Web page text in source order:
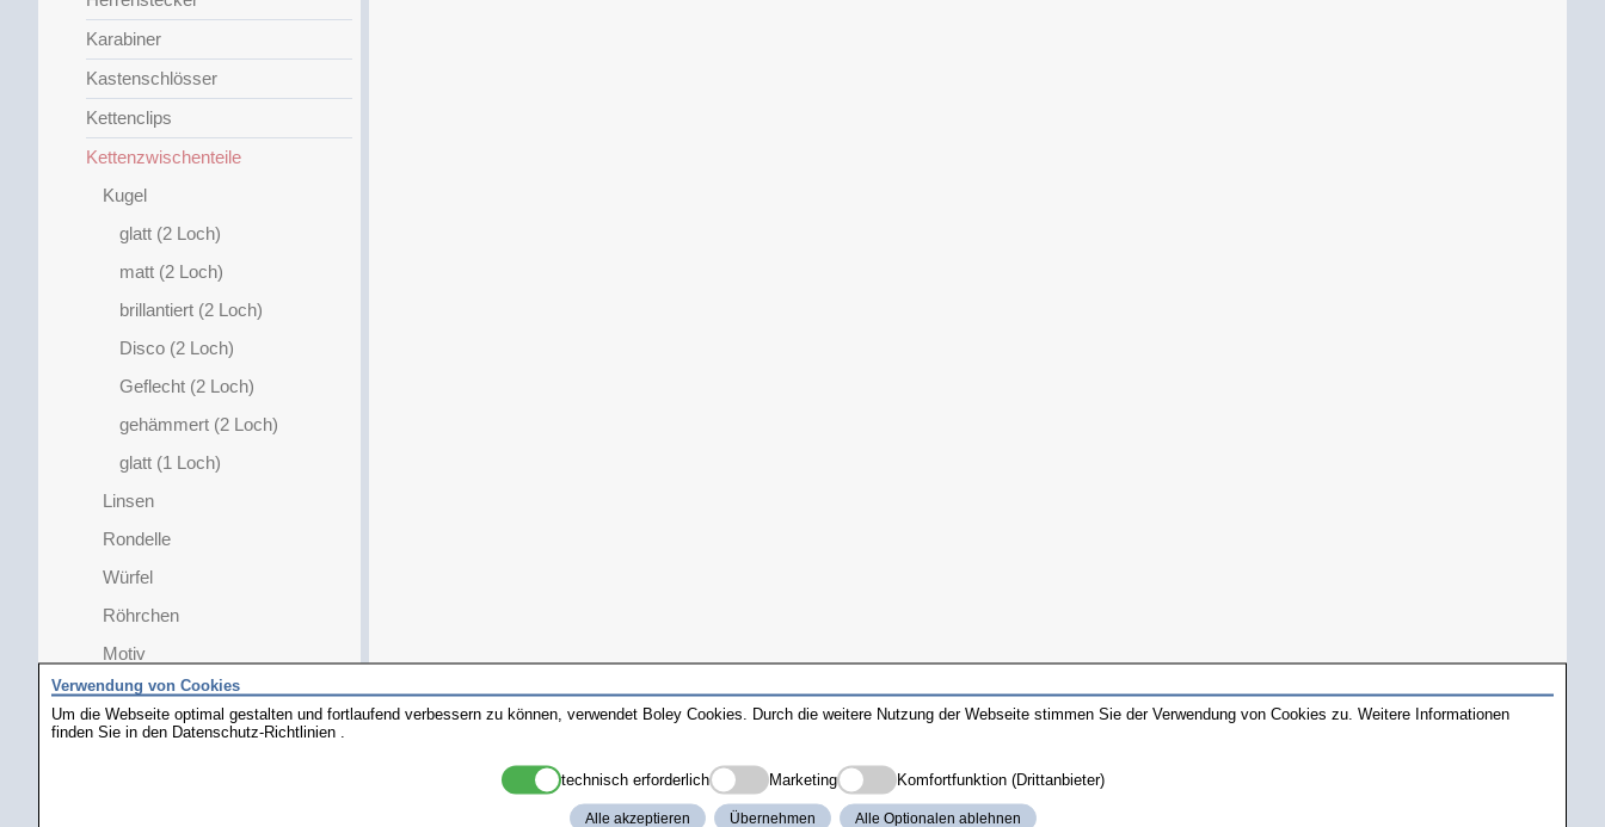
Karabiner
Kastenschlösser
Kettenclips
Kettenzwischenteile
Kugel
glatt (2 Loch)
matt (2 Loch)
brillantiert (2 Loch)
Disco (2 Loch)
Geflecht (2 Loch)
gehämmert (2 Loch)
glatt (1 Loch)
Linsen
Rondelle
Würfel
Röhrchen
Motiv
Diskus
Trendy
Verwendung von Cookies
Um die Webseite optimal gestalten und fortlaufend verbessern zu können, verwendet Boley Cookies. Durch die weitere Nutzung der Webseite stimmen Sie der Verwendung von Cookies zu. Weitere Informationen
finden Sie in den Datenschutz-Richtlinien
technisch erforderlich Marketing Komfortfunktion (Drittanbieter)
Alle akzeptieren Übernehmen Alle Optionalen ablehnen